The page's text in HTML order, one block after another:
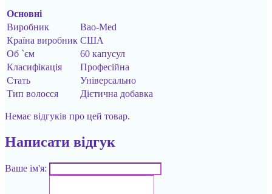
Основні
Виробник
Bao-Med
Країна виробник США
Об `єм
60 капусул
Класифікація
Професійна
Стать
Універсально
Тип волосся
Дієтична добавка
Немає відгуків про цей товар.
Написати відгук
Ваше ім'я: